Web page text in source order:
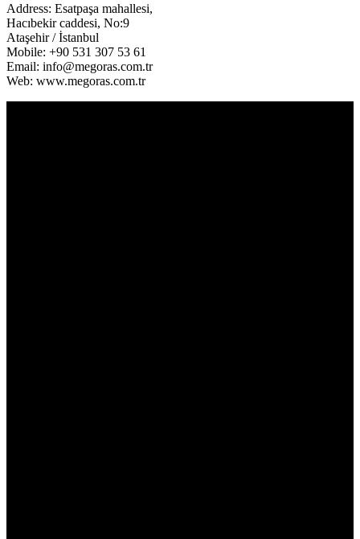
Address: Esatpaşa mahallesi,
Hacıbekir caddesi, No:9
Ataşehir / İstanbul
Mobile: +90 531 307 53 61
Email: info@megoras.com.tr
Web: www.megoras.com.tr